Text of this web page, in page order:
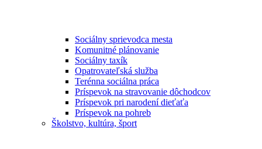
Sociálny sprievodca mesta
Komunitné plánovanie
Sociálny taxík
Opatrovateľská služba
Terénna sociálna práca
Príspevok na stravovanie dôchodcov
Príspevok pri narodení dieťaťa
Príspevok na pohreb
Školstvo, kultúra, šport